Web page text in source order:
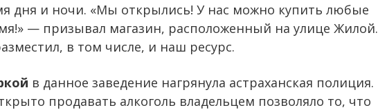
дня и ночи. «Мы открылись! У нас можно купить любые
— призывал магазин, расположенный на улице Жилой.
в том числе, и наш ресурс.
в данное заведение нагрянула астраханская полиция.
продавать алкоголь владельцем позволяло то, что